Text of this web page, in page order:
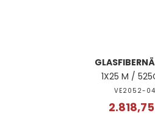
1X25 M /
VE2052-